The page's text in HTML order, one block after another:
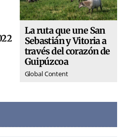
La ruta que une San
Sebastián y Vitoria a
través del corazón de
Guipúzcoa
Global Content